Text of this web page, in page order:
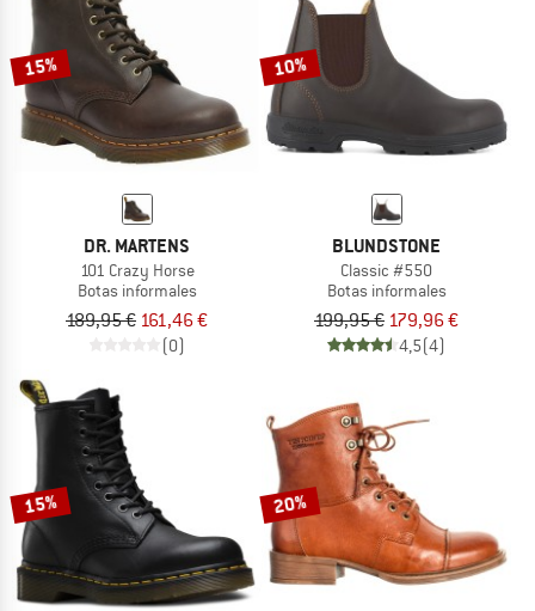
15%
DR. MARTENS
101 Crazy Horse
Botas informales
189,95 € 161,46 €
(0)
10%
BLUNDSTONE
Classic #550
Botas informales
199,95 € 179,96 €
4,5(4)
15% 20%